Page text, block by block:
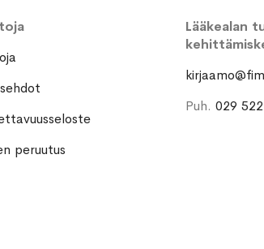
peruutus
Lääkealan
Puh.029